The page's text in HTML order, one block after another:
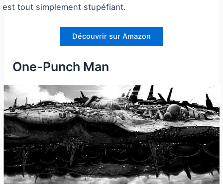
est tout simplement stupéfiant.
Découvrir sur Amazon
One-Punch Man